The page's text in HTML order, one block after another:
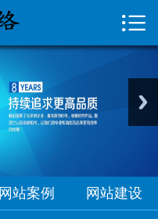
网站案例
网站优化

网站案例 网站建设